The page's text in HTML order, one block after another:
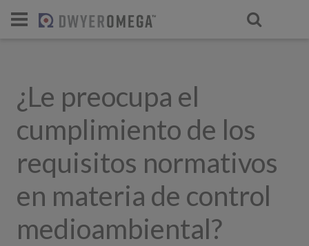
¿Le preocupa el
cumplimiento de los
requisitos normativos
en materia de control
medioambiental?